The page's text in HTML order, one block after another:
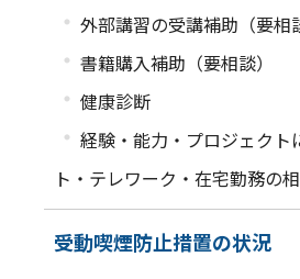
・ 外部講習の受講補助（要相
・ 書籍購入補助（要相談）
・ 健康診断
・ 経験・能力・プロジェクト
ト・テレワーク・在宅勤務の
受動喫煙防止措置の状況